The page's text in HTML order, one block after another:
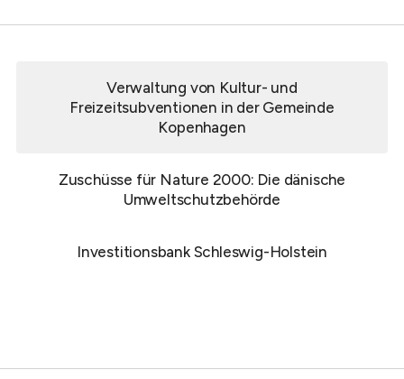
Verwaltung von Kultur- und
Freizeitsubventionen in der Gemeinde
Kopenhagen
Zuschüsse für Nature 2000: Die dänische
Umweltschutzbehörde
Investitionsbank Schleswig-Holstein